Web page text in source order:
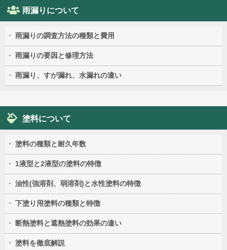
雨漏りについて
雨漏りの調査方法の種類と費用
雨漏りの要因と修理方法
雨漏り、すが漏れ、水漏れの違い
塗料について
塗料の種類と耐久年数
1液型と2液型の塗料の特徴
油性(強溶剤、弱溶剤)と水性塗料の特徴
下塗り用塗料の種類と特徴
断熱塗料と遮熱塗料の効果の違い
塗料を徹底解説